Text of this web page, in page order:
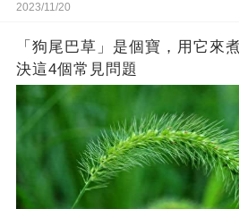
2023/11/20
「狗尾巴草」是個寶，用它來
決這4個常見問題